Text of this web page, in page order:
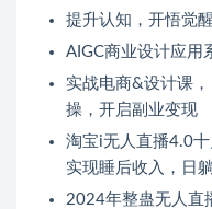
提升认知，开悟觉
AIGC商业设计应用
实战电商&设计课
操，开启副业变现
淘宝i无人直播4.0
实现睡后收入，日
2024年整蛊无人直